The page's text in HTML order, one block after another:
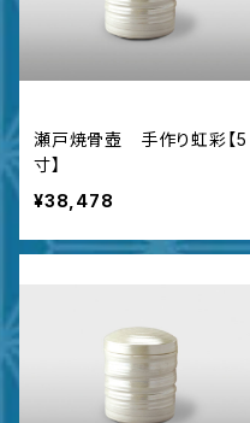
瀬戸焼骨壺 手作り虹彩【5
寸】
¥38,478